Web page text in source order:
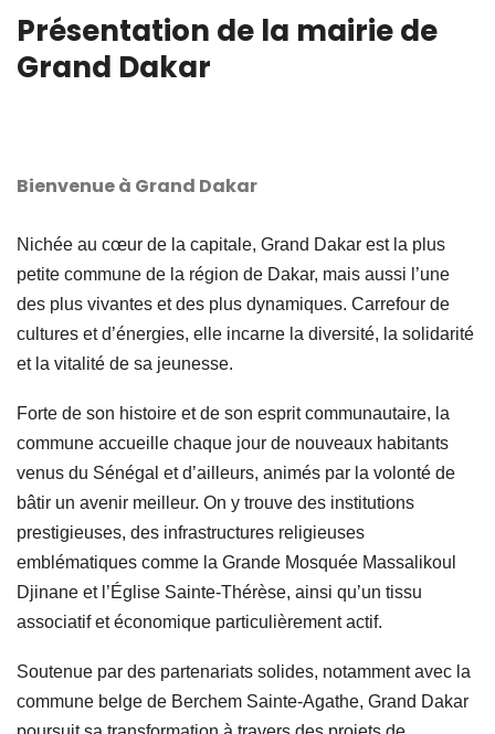
Présentation de la mairie de
Grand Dakar
Bienvenue à Grand Dakar
Nichée au cœur de la capitale, Grand Dakar est la plus
petite commune de la région de Dakar, mais aussi l’une
des plus vivantes et des plus dynamiques. Carrefour de
cultures et d’énergies, elle incarne la diversité, la solidarité
et la vitalité de sa jeunesse.
Forte de son histoire et de son esprit communautaire, la
commune accueille chaque jour de nouveaux habitants
venus du Sénégal et d’ailleurs, animés par la volonté de
bâtir un avenir meilleur. On y trouve des institutions
prestigieuses, des infrastructures religieuses
emblématiques comme la Grande Mosquée Massalikoul
Djinane et l’Église Sainte-Thérèse, ainsi qu’un tissu
associatif et économique particulièrement actif.
Soutenue par des partenariats solides, notamment avec la
commune belge de Berchem Sainte-Agathe, Grand Dakar